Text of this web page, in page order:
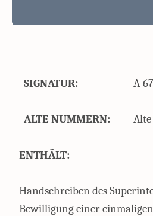
SIGNATUR: A-
ALTE NUMMERN:
ENTHÄLT:
Handschreiben des
Bewilligung einer